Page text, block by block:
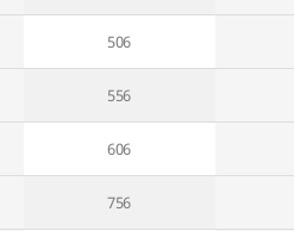
506
556
606
756